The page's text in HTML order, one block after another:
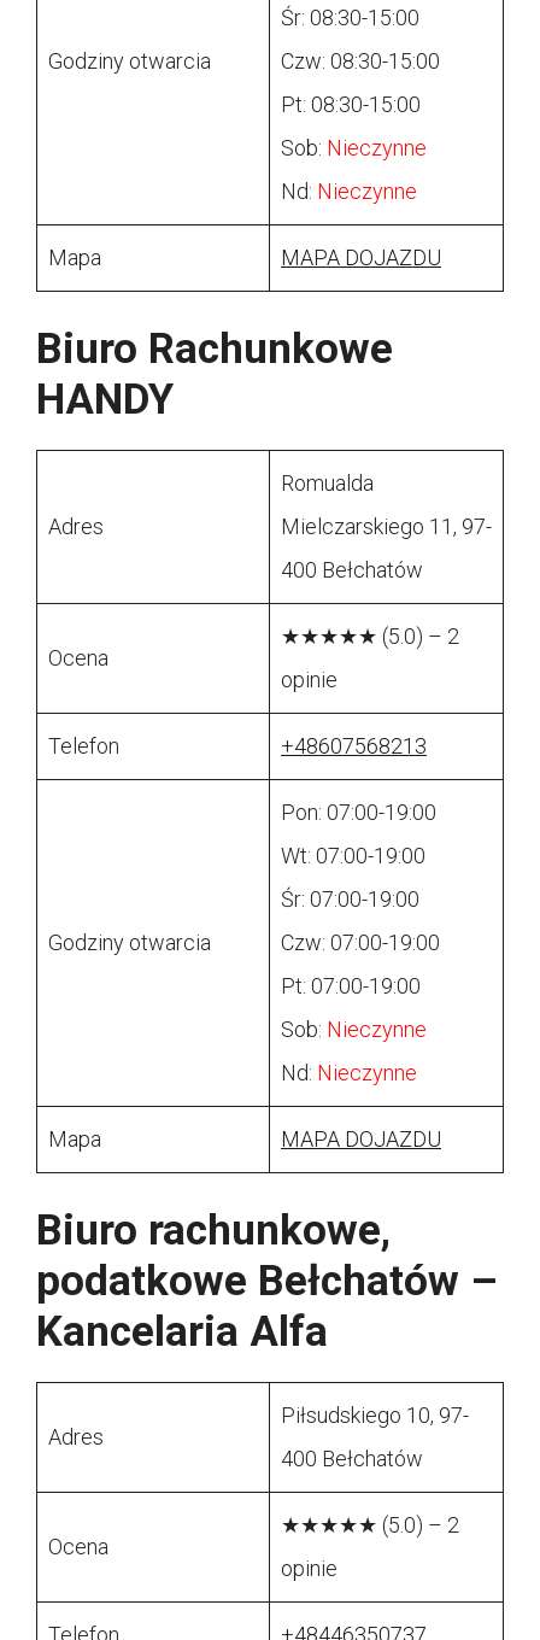
Godziny otwarcia
Śr: 08:30-15:00
Czw: 08:30-15:00
Pt: 08:30-15:00
Sob: Nieczynne
Nd: Nieczynne
Mapa MAPA DOJAZDU
Biuro Rachunkowe
HANDY
Adres
Romualda
Mielczarskiego 11, 97-
400 Bełchatów
Ocena
★★★★★ (5.0) – 2
opinie
Telefon +48607568213
Godziny otwarcia
Pon: 07:00-19:00
Wt: 07:00-19:00
Śr: 07:00-19:00
Czw: 07:00-19:00
Pt: 07:00-19:00
Sob: Nieczynne
Nd: Nieczynne
Mapa MAPA DOJAZDU
Biuro rachunkowe,
podatkowe Bełchatów –
Kancelaria Alfa
Adres
Piłsudskiego 10, 97-
400 Bełchatów
Ocena
★★★★★ (5.0) – 2
opinie